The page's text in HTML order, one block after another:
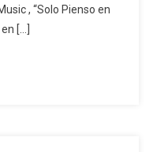
Riendas
, “Solo Pienso en
[…]